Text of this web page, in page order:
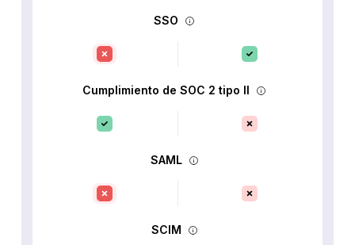
SSO
Cumplimiento de SOC 2 tipo II
SAML
SCIM